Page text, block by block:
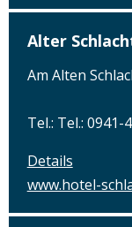
Alter
Am Alten
Tel.: Tel.: 0941-
Details
www.hotel-